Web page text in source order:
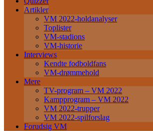
Artikler
VM 2022-holdanalyser
Toplister
VM-stadions
VM-historie
Interviews
Kendte fodboldfans
VM-drømmehold
Mere
TV-program – VM 2022
Kampprogram – VM 2022
VM 2022-trupper
VM 2022-spilforslag
Forudsig VM